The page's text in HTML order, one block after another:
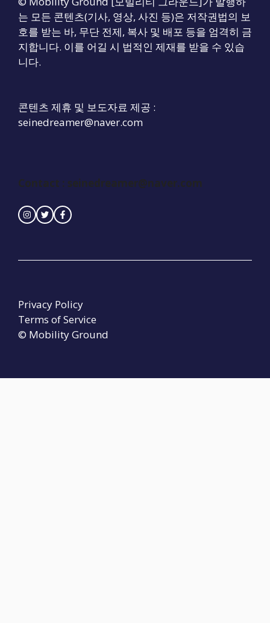
는 모든 콘텐츠(기사, 영상, 사진 등)은 저작권법의 보
호를 받는 바, 무단 전제, 복사 및 배포 등을 엄격히 금
지합니다. 이를 어길 시 법적인 제재를 받을 수 있습
니다.
콘텐츠 제휴 및 보도자료 제공 :
seinedreamer@naver.com
Contact : seinedreamer@naver.com
© Mobility Ground
Privacy Policy
Terms of Service